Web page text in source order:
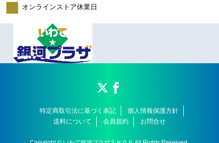
オンラインストア休業日
特定商取引法に基づく表記
個人情報保護方針
送料について
会員規約 お問合せ